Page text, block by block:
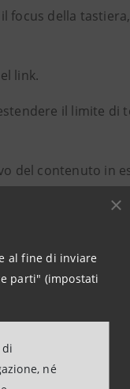
al fine di inviare
parti" (impostati
né
focus della
link.
il limite di
del contenuto in
all'interno del
messaggio di